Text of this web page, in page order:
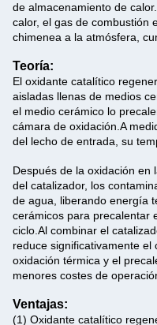
de almacenamiento de
calor, el gas de combustión
chimenea a la atmósfera,
Teoría:
El oxidante catalítico
aisladas llenas de medios
el medio cerámico lo
cámara de oxidación. A
del lecho de entrada, su
Después de la oxidación en
del catalizador, los
de agua, liberando energía
cerámicos para precalentar
ciclo.Al combinar el
reduce significativamente
oxidación térmica y el
menores costes de
Ventajas:
(1) Oxidante catalítico